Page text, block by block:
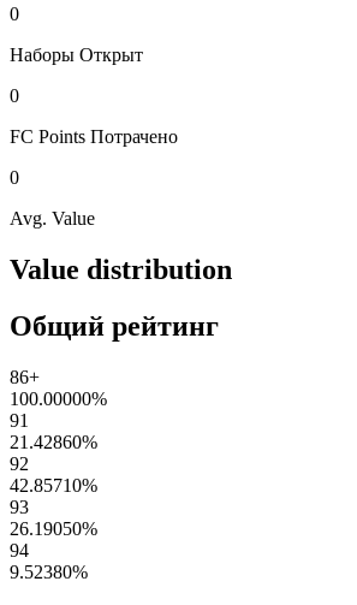
0
Наборы Открыт
0
FC Points Потрачено
0
Avg. Value
Value distribution
Общий рейтинг
86+
100.00000%
91
21.42860%
92
42.85710%
93
26.19050%
94
9.52380%